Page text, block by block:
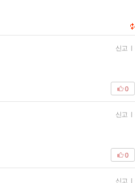
신고 |
0
신고 |
0
신고 |